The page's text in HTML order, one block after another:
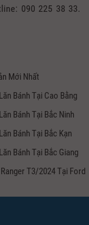
090 225 38 33.
Mới Nhất
Bánh Tại Cao Bằng
Bánh Tại Bắc Ninh
Bánh Tại Bắc Kạn
Bánh Tại Bắc Giang
T3/2024 Tại Ford